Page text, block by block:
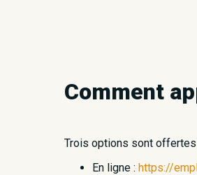
Comment
Trois options sont
En ligne : https://